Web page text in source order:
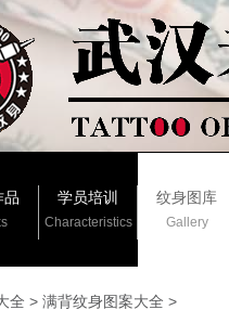
品 学员培训
Characteristics
纹身图库
Gallery
全 > 满背纹身图案大全 >